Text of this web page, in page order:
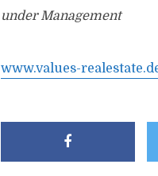
under Management
www.values-